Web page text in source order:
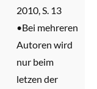
2010, S. 13
•Bei mehreren
Autoren wird
nur beim
letzen der